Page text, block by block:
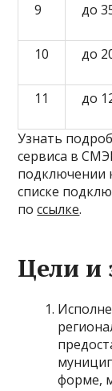
9
до
10
до
11
до
Узнать
сервиса в
подключении
списке
поссылке.
Цели и
форме,